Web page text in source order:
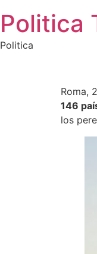
al
contenido
Politica
Politica
Roma,
146
los